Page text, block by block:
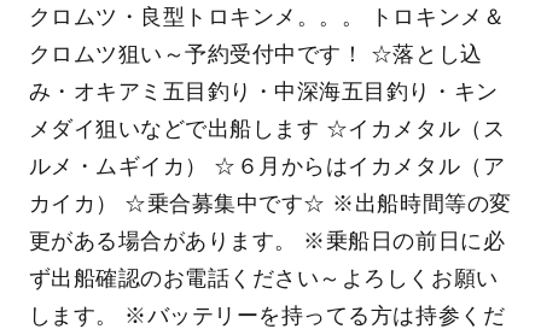
クロムツ・良型トロキンメ。。。 トロキンメ＆
クロムツ狙い～予約受付中です！ ☆落とし込
み・オキアミ五目釣り・中深海五目釣り・キン
メダイ狙いなどで出船します ☆イカメタル（ス
ルメ・ムギイカ） ☆６月からはイカメタル（ア
カイカ） ☆乗合募集中です☆ ※出船時間等の変
更がある場合があります。 ※乗船日の前日に必
ず出船確認のお電話ください～よろしくお願い
します。 ※バッテリーを持ってる方は持参くだ